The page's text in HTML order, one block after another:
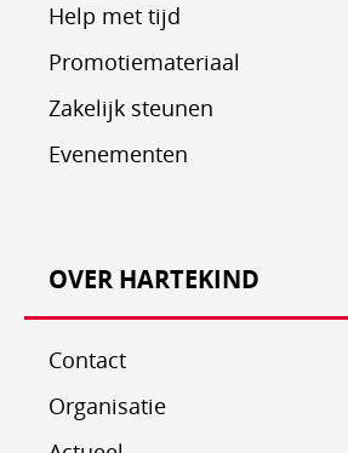
Help met tijd
Promotiemateriaal
Zakelijk steunen
Evenementen
OVER HARTEKIND
Contact
Organisatie